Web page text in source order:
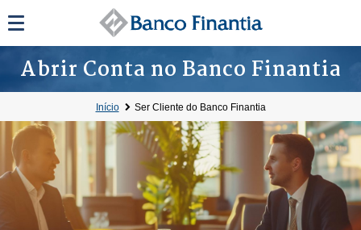
Abrir Conta no Banco Finantia
Início Ser Cliente do Banco Finantia